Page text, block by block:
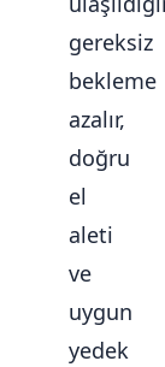
gereksiz
bekleme
azalır,
doğru
el
aleti
ve
uygun
yedek